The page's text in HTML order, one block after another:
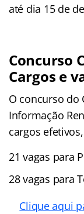
até dia 15 de
Concurso
Cargos e
O concurso do
Informação
cargos
21 vagas para
28 vagas para
Clique aqui